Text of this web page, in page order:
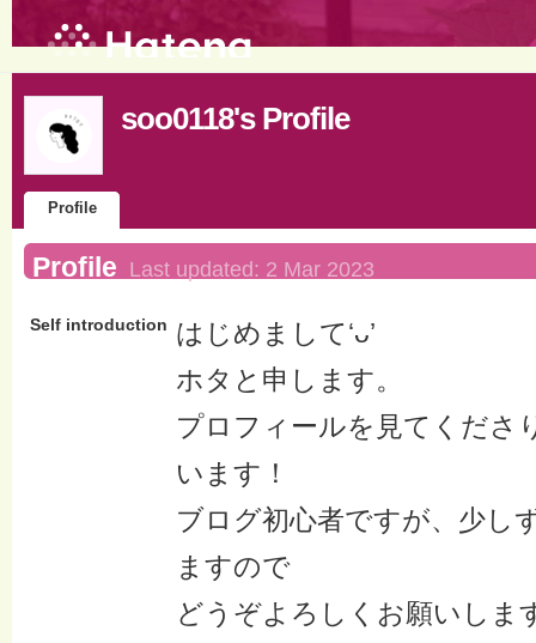
soo0118's Profile
Profile
Profile Last updated: 2 Mar 2023
Self introduction はじめまして‘ᴗ’
ホタと申します。
プロフィールを見てくださ
います！
ブログ初心者ですが、少し
ますので
どうぞよろしくお願いしま